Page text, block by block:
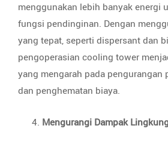
menggunakan lebih banyak energi
fungsi pendinginan. Dengan
yang tepat, seperti dispersant dan
pengoperasian cooling tower
yang mengarah pada pengurangan
dan penghematan biaya.
Mengurangi Dampak